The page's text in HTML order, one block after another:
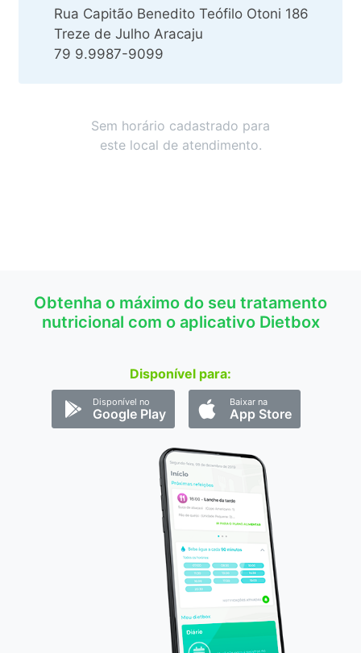
Rua Capitão Benedito Teófilo Otoni 186
Treze de Julho Aracaju
79 9.9987-9099
Sem horário cadastrado para
este local de atendimento.
Obtenha o máximo do seu tratamento
nutricional com o aplicativo Dietbox
Disponível para:
Disponível no
Google Play
Baixar na
App Store